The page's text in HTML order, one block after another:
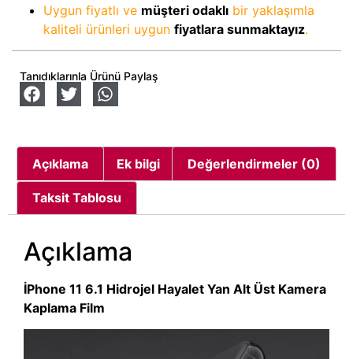
Uygun fiyatlı ve müşteri odaklı bir yaklaşımla
kaliteli ürünleri uygun fiyatlara sunmaktayız.
Tanıdıklarınla Ürünü Paylaş
Açıklama Ek bilgi Değerlendirmeler (0)
Taksit Tablosu
Açıklama
İPhone 11 6.1 Hidrojel Hayalet Yan Alt Üst Kamera
Kaplama Film